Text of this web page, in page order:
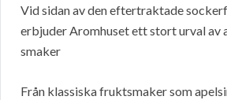
Vid sidan av den eftertraktade
erbjuder Aromhuset ett stort urval av
smaker
Från klassiska fruktsmaker som